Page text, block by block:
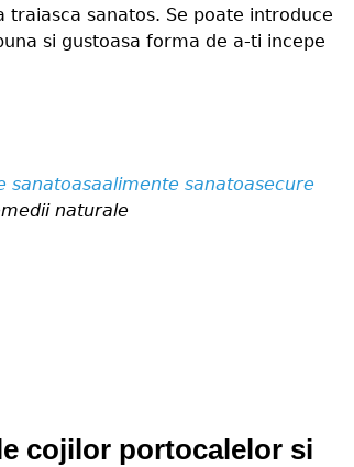
sanatos. Se poate introduce
si gustoasa forma de a-ti incepe
sanatoasaalimente sanatoasecure
naturale
cojilor portocalelor si